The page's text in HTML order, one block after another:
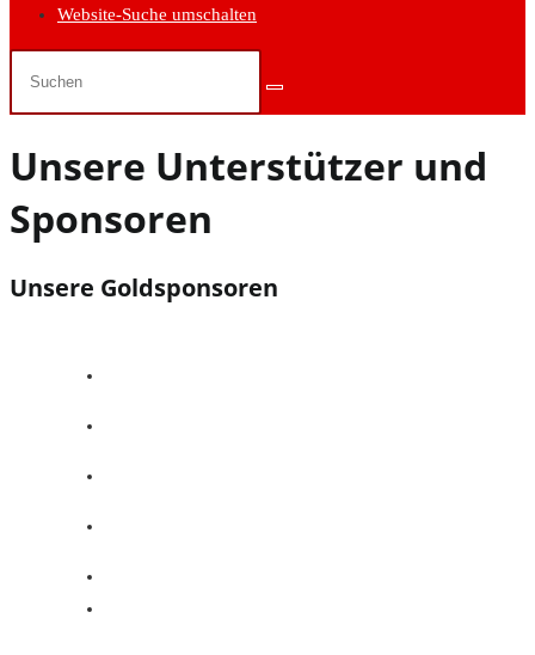
Website-Suche umschalten
Unsere Unterstützer und
Sponsoren
Unsere Goldsponsoren